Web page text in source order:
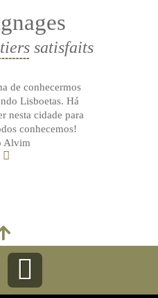
satisfaits
de conhecermos
Lisboetas. Há
nesta cidade para
conhecemos!
Alvim